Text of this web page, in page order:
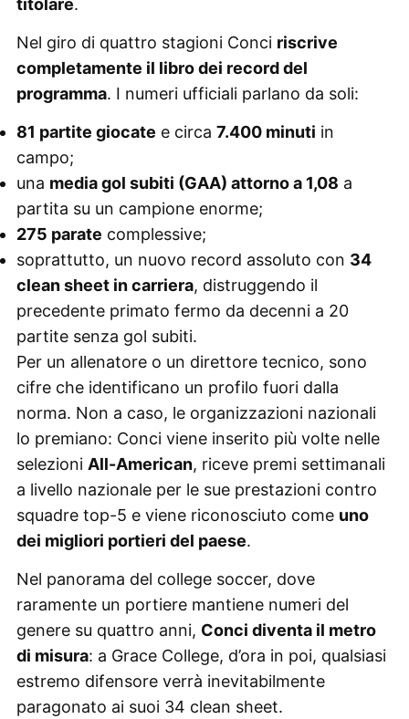
titolare.
Nel giro di quattro stagioni Conci riscrive
completamente il libro dei record del
programma. I numeri ufficiali parlano da soli:
81 partite giocate e circa 7.400 minuti in
campo;
una media gol subiti (GAA) attorno a 1,08 a
partita su un campione enorme;
275 parate complessive;
soprattutto, un nuovo record assoluto con 34
clean sheet in carriera, distruggendo il
precedente primato fermo da decenni a 20
partite senza gol subiti.
Per un allenatore o un direttore tecnico, sono
cifre che identificano un profilo fuori dalla
norma. Non a caso, le organizzazioni nazionali
lo premiano: Conci viene inserito più volte nelle
selezioni All-American, riceve premi settimanali
a livello nazionale per le sue prestazioni contro
squadre top-5 e viene riconosciuto come uno
dei migliori portieri del paese.
Nel panorama del college soccer, dove
raramente un portiere mantiene numeri del
genere su quattro anni, Conci diventa il metro
di misura: a Grace College, d’ora in poi, qualsiasi
estremo difensore verrà inevitabilmente
paragonato ai suoi 34 clean sheet.